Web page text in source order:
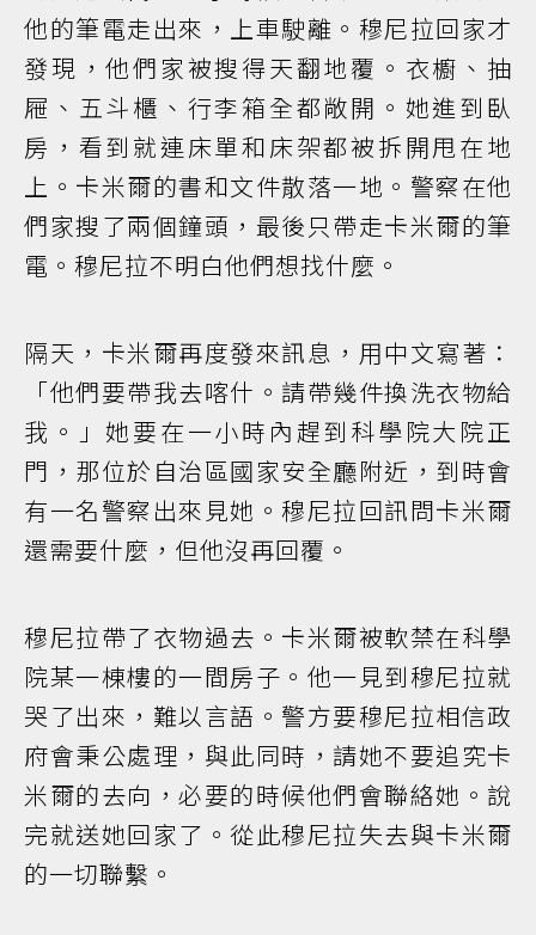
他的筆電走出來，上車駛離。穆尼拉回家才
發現，他們家被搜得天翻地覆。衣櫥、抽
屜、五斗櫃、行李箱全都敞開。她進到臥
房，看到就連床單和床架都被拆開甩在地
上。卡米爾的書和文件散落一地。警察在他
們家搜了兩個鐘頭，最後只帶走卡米爾的筆
電。穆尼拉不明白他們想找什麼。
隔天，卡米爾再度發來訊息，用中文寫著：
「他們要帶我去喀什。請帶幾件換洗衣物給
我。」她要在一小時內趕到科學院大院正
門，那位於自治區國家安全廳附近，到時會
有一名警察出來見她。穆尼拉回訊問卡米爾
還需要什麼，但他沒再回覆。
穆尼拉帶了衣物過去。卡米爾被軟禁在科學
院某一棟樓的一間房子。他一見到穆尼拉就
哭了出來，難以言語。警方要穆尼拉相信政
府會秉公處理，與此同時，請她不要追究卡
米爾的去向，必要的時候他們會聯絡她。說
完就送她回家了。從此穆尼拉失去與卡米爾
的一切聯繫。